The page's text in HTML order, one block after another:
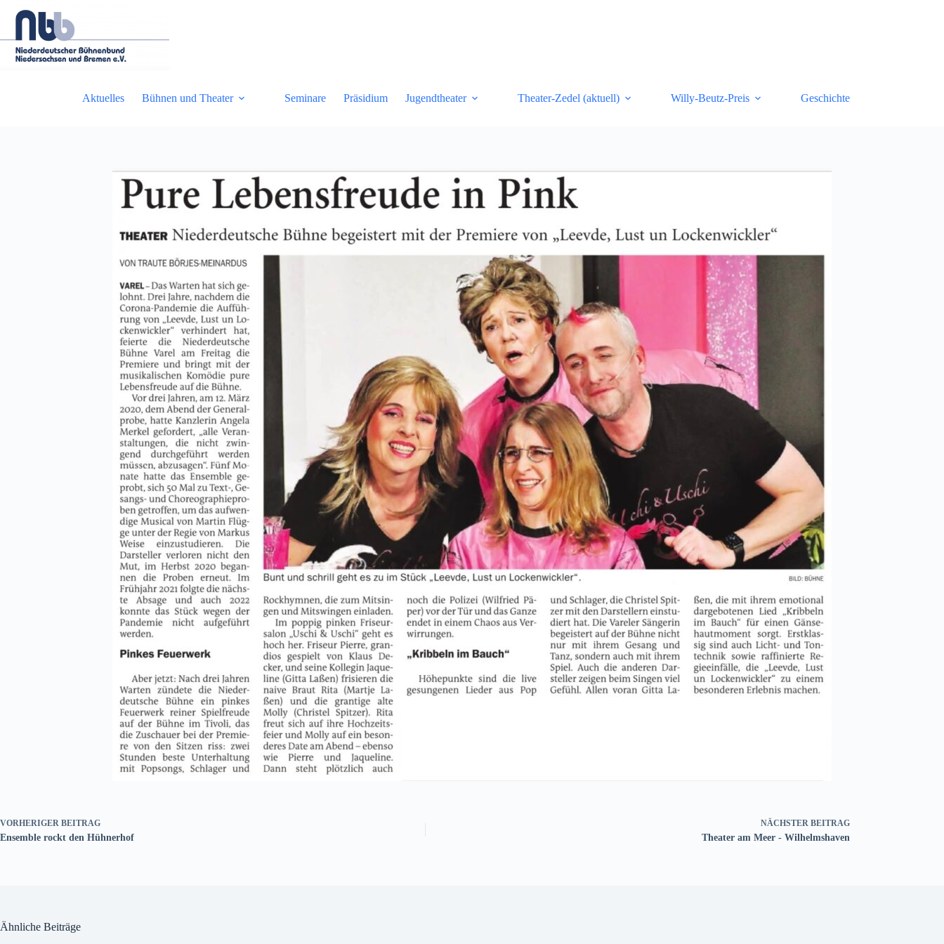
Inhalt
Aktuelles Bühnen und Theater Seminare Präsidium Jugendtheater Theater-Zedel (aktuell) Willy-Beutz-Preis Geschichte
VORHERIGER BEITRAG
Ensemble rockt den Hühnerhof
NÄCHSTER BEITRAG
Theater am Meer - Wilhelmshaven
Ähnliche Beiträge